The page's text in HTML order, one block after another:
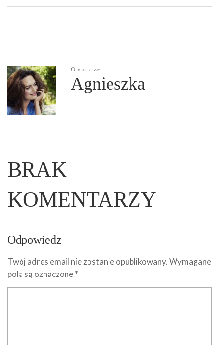
O autorze:
Agnieszka
BRAK
KOMENTARZY
Odpowiedz
Twój adres email nie zostanie opublikowany.Wymagane
pola są oznaczone*